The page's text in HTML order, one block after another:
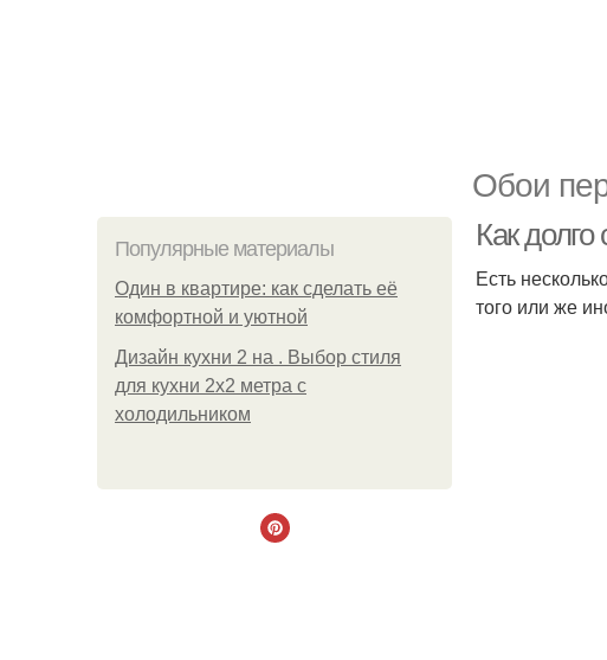
Обои
Популярные материалы
Один в квартире: как сделать её
комфортной и уютной
Дизайн кухни 2 на . Выбор стиля
для кухни 2х2 метра с
холодильником
Как
Есть
того или же